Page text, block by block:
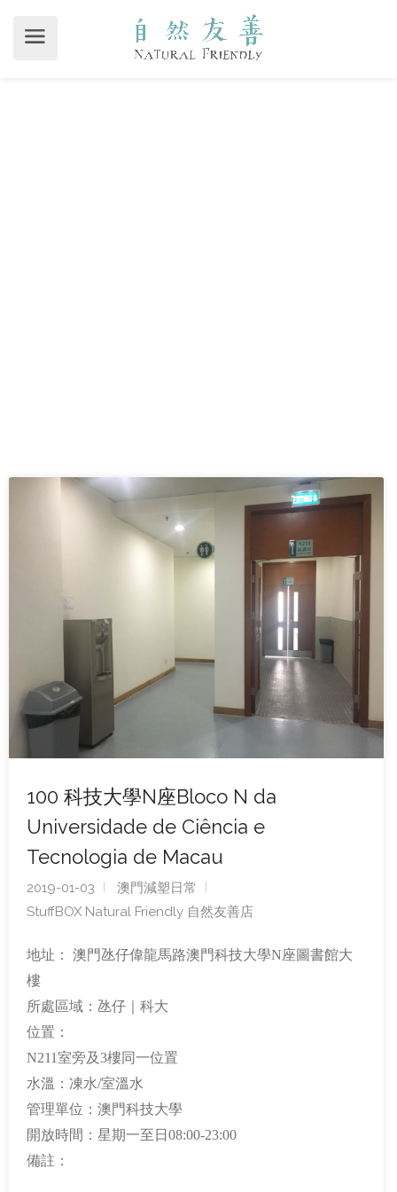
100 科技大學N座Bloco N da
Universidade de Ciência e
Tecnologia de Macau
2019-01-03
澳門減塑日常
StuffBOX Natural Friendly 自然友善店
地址： 澳門氹仔偉龍馬路澳門科技大學N座圖書館大
樓
所處區域：氹仔｜科大
位置：
N211室旁及3樓同一位置
水溫：凍水/室溫水
管理單位：澳門科技大學
開放時間：星期一至日08:00-23:00
備註：